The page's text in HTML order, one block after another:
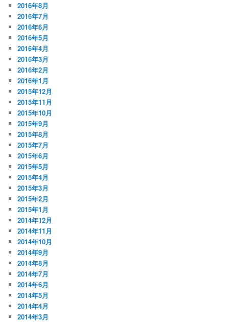
2016年8月
2016年7月
2016年6月
2016年5月
2016年4月
2016年3月
2016年2月
2016年1月
2015年12月
2015年11月
2015年10月
2015年9月
2015年8月
2015年7月
2015年6月
2015年5月
2015年4月
2015年3月
2015年2月
2015年1月
2014年12月
2014年11月
2014年10月
2014年9月
2014年8月
2014年7月
2014年6月
2014年5月
2014年4月
2014年3月